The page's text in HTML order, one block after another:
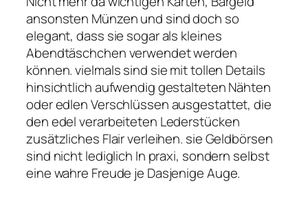
ansonsten Münzen und sind doch so
elegant, dass sie sogar als kleines
Abendtäschchen verwendet werden
können. vielmals sind sie mit tollen Details
hinsichtlich aufwendig gestalteten Nähten
oder edlen Verschlüssen ausgestattet, die
den edel verarbeiteten Lederstücken
zusätzliches Flair verleihen. sie Geldbörsen
sind nicht lediglich In praxi, sondern selbst
eine wahre Freude je Dasjenige Auge.